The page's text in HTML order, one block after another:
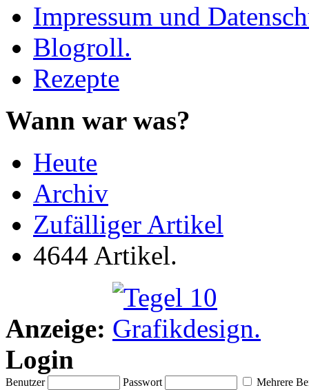
Impressum und
Blogroll.
Rezepte
Wann war was?
Heute
Archiv
Zufälliger Artikel
4644 Artikel.
Anzeige:
Login
Benutzer Passwort Mehrere